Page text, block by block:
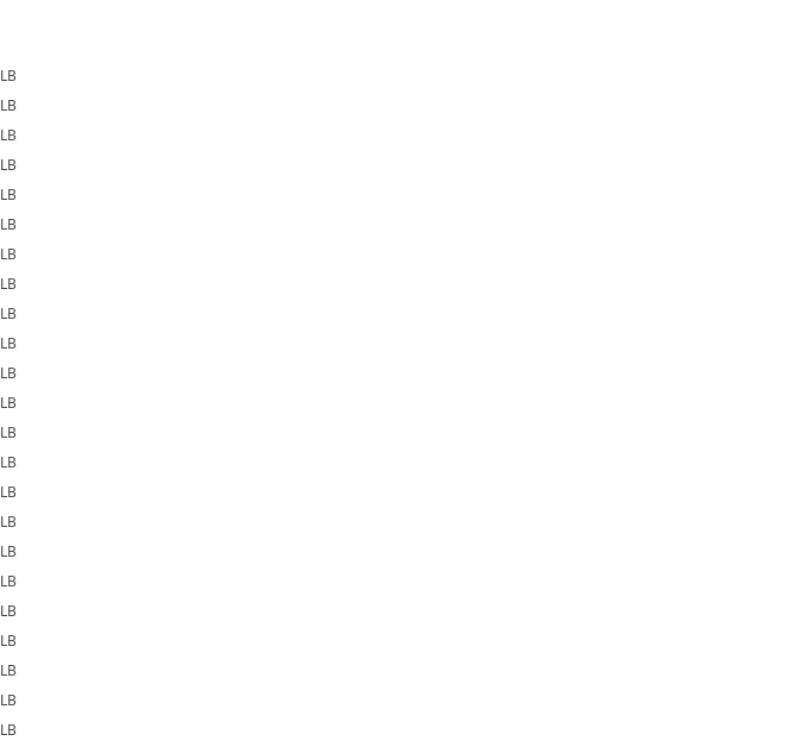
LB
LB
LB
LB
LB
LB
LB
LB
LB
LB
LB
LB
LB
LB
LB
LB
LB
LB
LB
LB
LB
LB
LB